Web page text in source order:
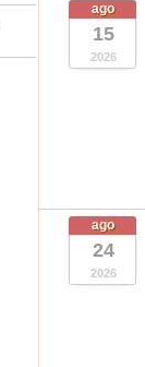
ago
15
2026
ago
24
2026